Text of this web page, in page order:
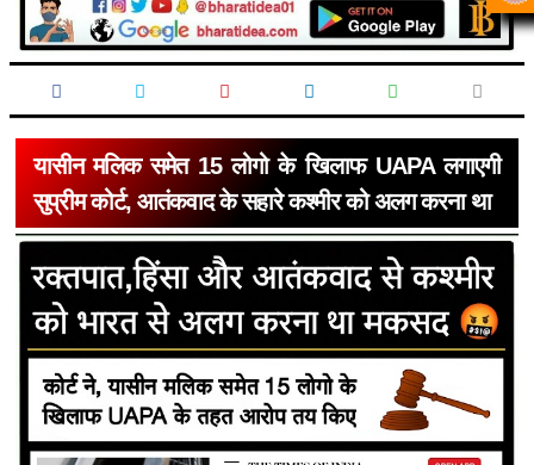
यासीन मलिक समेत 15 लोगो के खिलाफ UAPA लगाएगी
सुप्रीम कोर्ट, आतंकवाद के सहारे कश्मीर को अलग करना था